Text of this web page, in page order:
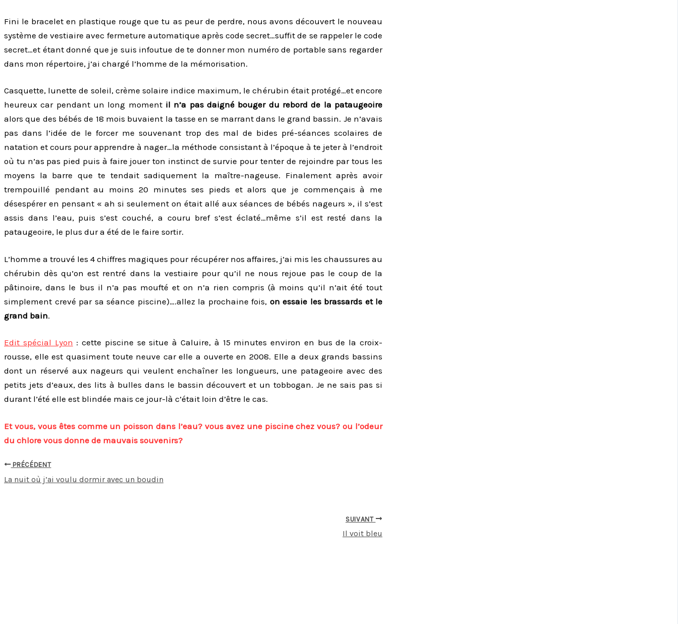
Fini le bracelet en plastique rouge que tu as peur de perdre, nous avons découvert le nouveau
système de vestiaire avec fermeture automatique après code secret…suffit de se rappeler le code
secret…et étant donné que je suis infoutue de te donner mon numéro de portable sans regarder
dans mon répertoire, j’ai chargé l’homme de la mémorisation.
Casquette, lunette de soleil, crème solaire indice maximum, le chérubin était protégé…et encore
heureux car pendant un long moment il n’a pas daigné bouger du rebord de la pataugeoire
alors que des bébés de 18 mois buvaient la tasse en se marrant dans le grand bassin. Je n’avais
pas dans l’idée de le forcer me souvenant trop des mal de bides pré-séances scolaires de
natation et cours pour apprendre à nager…la méthode consistant à l’époque à te jeter à l’endroit
où tu n’as pas pied puis à faire jouer ton instinct de survie pour tenter de rejoindre par tous les
moyens la barre que te tendait sadiquement la maître-nageuse. Finalement après avoir
trempouillé pendant au moins 20 minutes ses pieds et alors que je commençais à me
désespérer en pensant « ah si seulement on était allé aux séances de bébés nageurs », il s’est
assis dans l’eau, puis s’est couché, a couru bref s’est éclaté…même s’il est resté dans la
pataugeoire, le plus dur a été de le faire sortir.
L’homme a trouvé les 4 chiffres magiques pour récupérer nos affaires, j’ai mis les chaussures au
chérubin dès qu’on est rentré dans la vestiaire pour qu’il ne nous rejoue pas le coup de la
pâtinoire, dans le bus il n’a pas moufté et on n’a rien compris (à moins qu’il n’ait été tout
simplement crevé par sa séance piscine)….allez la prochaine fois, on essaie les brassards et le
grand bain.
Edit spécial Lyon : cette piscine se situe à Caluire, à 15 minutes environ en bus de la croix-
rousse, elle est quasiment toute neuve car elle a ouverte en 2008. Elle a deux grands bassins
dont un réservé aux nageurs qui veulent enchaîner les longueurs, une patageoire avec des
petits jets d’eaux, des lits à bulles dans le bassin découvert et un tobbogan. Je ne sais pas si
durant l’été elle est blindée mais ce jour-là c’était loin d’être le cas.
Et vous, vous êtes comme un poisson dans l’eau? vous avez une piscine chez vous? ou l’odeur
du chlore vous donne de mauvais souvenirs?
PRÉCÉDENT
La nuit où j’ai voulu dormir avec un boudin
SUIVANT
Il voit bleu